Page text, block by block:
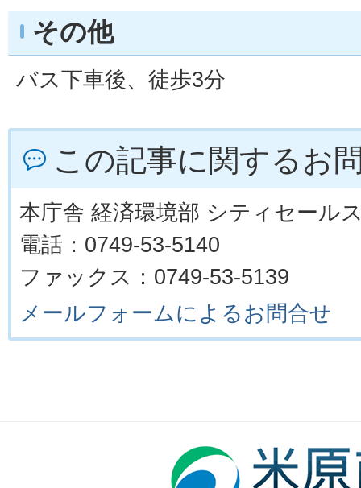
その他
バス下車後、徒歩3分
この記事に関するお
本庁舎 経済環境部 シティセール
電話：0749-53-5140
ファックス：0749-53-5139
メールフォームによるお問合せ